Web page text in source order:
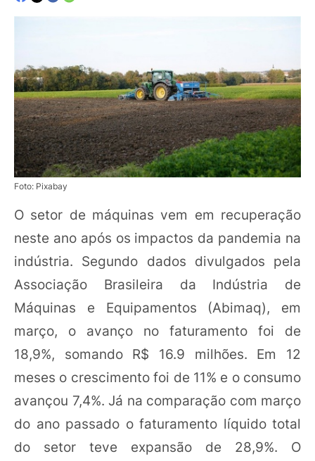
Foto: Pixabay
O setor de máquinas vem em recuperação
neste ano após os impactos da pandemia na
indústria. Segundo dados divulgados pela
Associação Brasileira da Indústria de
Máquinas e Equipamentos (Abimaq), em
março, o avanço no faturamento foi de
18,9%, somando R$ 16.9 milhões. Em 12
meses o crescimento foi de 11% e o consumo
avançou 7,4%. Já na comparação com março
do ano passado o faturamento líquido total
do setor teve expansão de 28,9%. O